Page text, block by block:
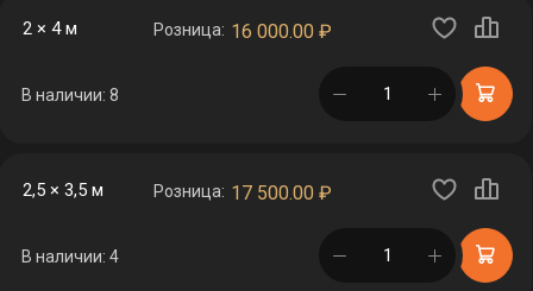
2 × 4 м Розница: 16 000.00 ₽
В наличии: 8 в корзине
2,5 × 3,5 м Розница: 17 500.00 ₽
В наличии: 4 в корзине